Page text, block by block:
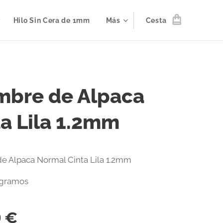
Hilo Sin Cera de 1mm Más Cesta
de Alpaca
Lila 1.2mm
Alpaca Normal Cinta Lila 1.2mm
€